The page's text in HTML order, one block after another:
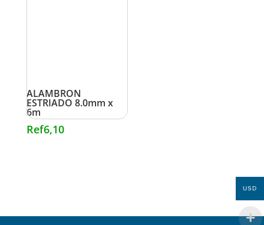
ALAMBRON
ESTRIADO 8.0mm x
6m
Ref6,10
USD